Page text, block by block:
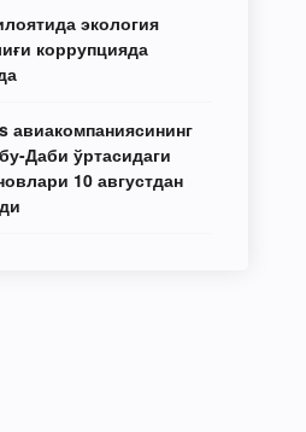
экология
коррупцияда
авиакомпаниясининг
Даби ўртасидаги
10 августдан